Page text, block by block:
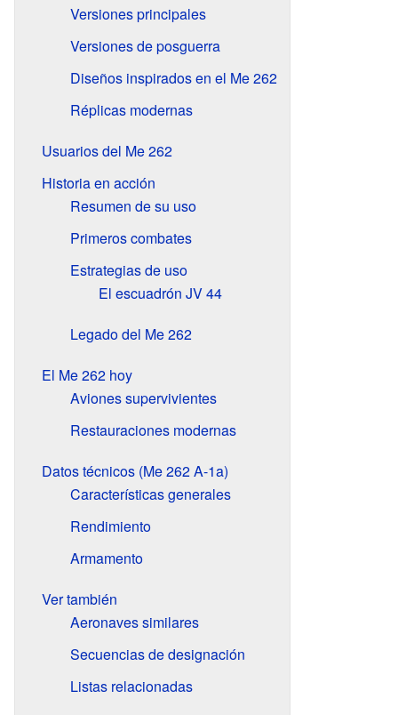
Versiones principales
Versiones de posguerra
Diseños inspirados en el Me 262
Réplicas modernas
Usuarios del Me 262
Historia en acción
Resumen de su uso
Primeros combates
Estrategias de uso
El escuadrón JV 44
Legado del Me 262
El Me 262 hoy
Aviones supervivientes
Restauraciones modernas
Datos técnicos (Me 262 A-1a)
Características generales
Rendimiento
Armamento
Ver también
Aeronaves similares
Secuencias de designación
Listas relacionadas